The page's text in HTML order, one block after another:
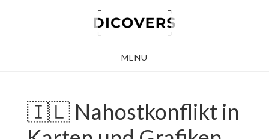
MENU
🇮🇱 Nahostkonflikt in